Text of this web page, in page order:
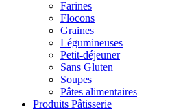
Farines
Flocons
Graines
Légumineuses
Petit-déjeuner
Sans Gluten
Soupes
Pâtes alimentaires
Produits Pâtisserie